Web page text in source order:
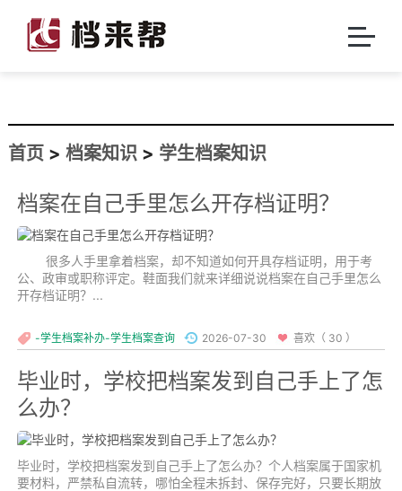
首页> 档案知识> 学生档案知识
档案在自己手里怎么开存档证明？
很多人手里拿着档案，却不知道如何开具存档证明，用于考
公、政审或职称评定。鞋面我们就来详细说说档案在自己手里怎么
开存档证明？...
-学生档案补办-学生档案查询 2026-07-30 喜欢（ 30 ）
毕业时，学校把档案发到自己手上了怎
么办？
毕业时，学校把档案发到自己手上了怎么办？个人档案属于国家机
要材料，严禁私自流转，哪怕全程未拆封、保存完好，只要长期放